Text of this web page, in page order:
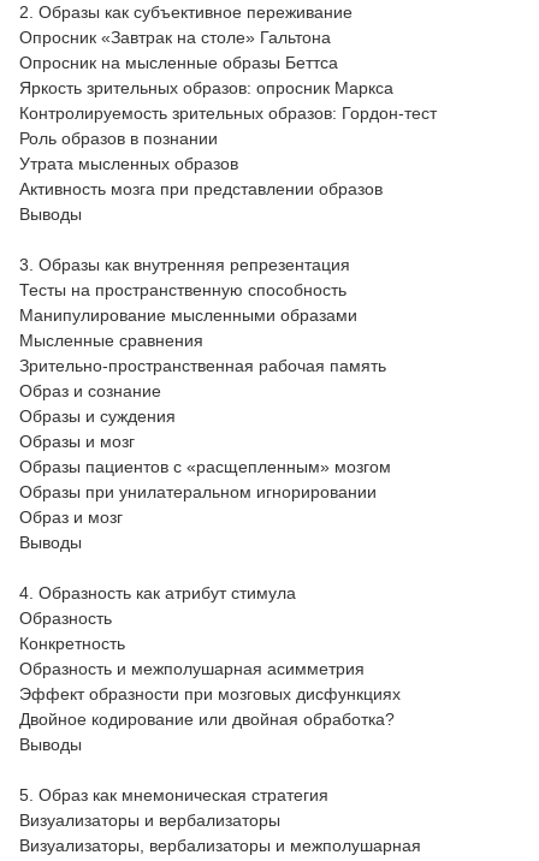
2. Образы как субъективное переживание
Опросник «Завтрак на столе» Гальтона
Опросник на мысленные образы Беттса
Яркость зрительных образов: опросник Маркса
Контролируемость зрительных образов: Гордон-тест
Роль образов в познании
Утрата мысленных образов
Активность мозга при представлении образов
Выводы
3. Образы как внутренняя репрезентация
Тесты на пространственную способность
Манипулирование мысленными образами
Мысленные сравнения
Зрительно-пространственная рабочая память
Образ и сознание
Образы и суждения
Образы и мозг
Образы пациентов с «расщепленным» мозгом
Образы при унилатеральном игнорировании
Образ и мозг
Выводы
4. Образность как атрибут стимула
Образность
Конкретность
Образность и межполушарная асимметрия
Эффект образности при мозговых дисфункциях
Двойное кодирование или двойная обработка?
Выводы
5. Образ как мнемоническая стратегия
Визуализаторы и вербализаторы
Визуализаторы, вербализаторы и межполушарная